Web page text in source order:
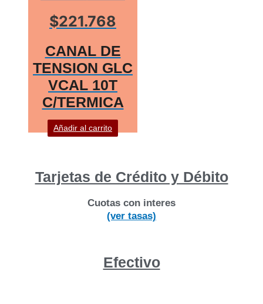
$221.768
CANAL DE
TENSION GLC
VCAL 10T
C/TERMICA
Añadir al carrito
Tarjetas de Crédito y Débito
Cuotas con interes
(ver tasas)
Efectivo